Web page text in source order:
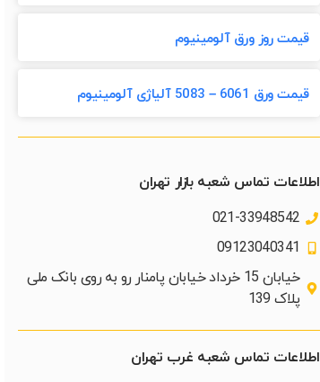
قیمت روز ورق آلومینیوم
قیمت ورق 6061 – 5083 آلیاژی آلومینیوم
اطلاعات تماس شعبه بازار تهران
021-33948542
09123040341
خیابان 15 خرداد خیابان پامنار رو به روی بانک ملی
پلاک 139​
اطلاعات تماس شعبه غرب تهران